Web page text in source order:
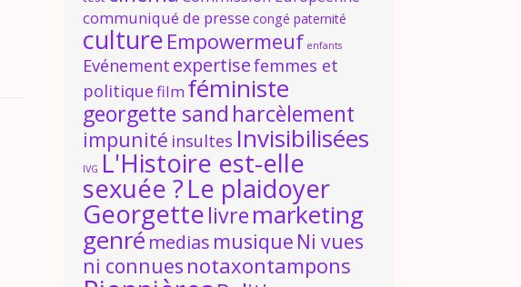
communiqué de presse congé paternité
culture Empowermeuf enfants
Evénement expertisefemmes et
politiquefilm féministe
georgette sand harcèlement
impunité insultes Invisibilisées
IVG L'Histoire est-elle
sexuée ?Le plaidoyer
Georgettelivremarketing
genrémedias musique Ni vues
ni connues notaxontampons